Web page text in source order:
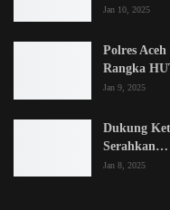
Jan 10, 2025
Polres
Rangka
Jan 9, 2025
Dukung
Serahkan…
Jan 8, 2025